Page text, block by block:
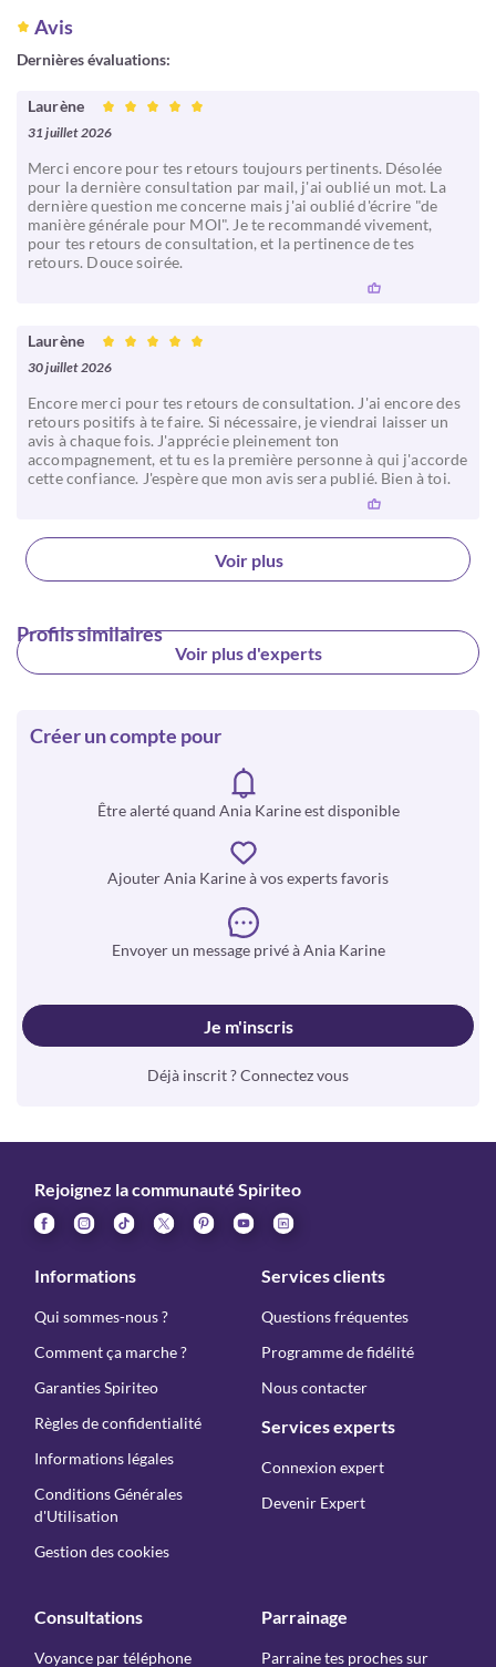
Avis
Dernières évaluations:
Laurène
31 juillet 2026
Merci encore pour tes retours toujours pertinents. Désolée
pour la dernière consultation par mail, j'ai oublié un mot. La
dernière question me concerne mais j'ai oublié d'écrire "de
manière générale pour MOI". Je te recommandé vivement,
pour tes retours de consultation, et la pertinence de tes
retours. Douce soirée.
Laurène
30 juillet 2026
Encore merci pour tes retours de consultation. J'ai encore des
retours positifs à te faire. Si nécessaire, je viendrai laisser un
avis à chaque fois. J'apprécie pleinement ton
accompagnement, et tu es la première personne à qui j'accorde
cette confiance. J'espère que mon avis sera publié. Bien à toi.
Voir plus
Profils similaires
Voir plus d'experts
Créer un compte pour
Être alerté quand Ania Karine est disponible
Ajouter Ania Karine à vos experts favoris
Envoyer un message privé à Ania Karine
Je m'inscris
Déjà inscrit ? Connectez vous
Rejoignez la communauté Spiriteo
Informations
Qui sommes-nous ?
Comment ça marche ?
Garanties Spiriteo
Règles de confidentialité
Informations légales
Conditions Générales
d'Utilisation
Gestion des cookies
Services clients
Questions fréquentes
Programme de fidélité
Nous contacter
Services experts
Connexion expert
Devenir Expert
Consultations
Voyance par téléphone
Parrainage
Parraine tes proches sur